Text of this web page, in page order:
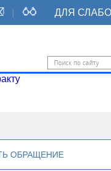
ДЛЯ
ОБРАЩЕНИЕ